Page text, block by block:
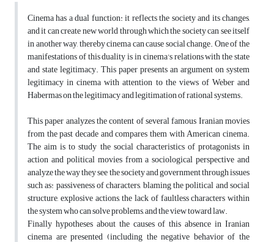
Cinema has a dual function: it reflects the society and its changes,
and it can create new world through which the society can see itself
in another way, thereby cinema can cause social change. One of the
manifestations of this duality is in cinema's relations with the state
and state legitimacy. This paper presents an argument on system
legitimacy in cinema with attention to the views of Weber and
Habermas on the legitimacy and legitimation of rational systems.
This paper analyzes the content of several famous Iranian movies
from the past decade and compares them with American cinema.
The aim is to study the social characteristics of protagonists in
action and political movies from a sociological perspective and
analyze the way they see the society and government through issues
such as: passiveness of characters, blaming the political and social
structure, explosive actions, the lack of faultless characters within
the system who can solve problems, and the view toward law.
Finally hypotheses about the causes of this absence in Iranian
cinema are presented (including the negative behavior of the